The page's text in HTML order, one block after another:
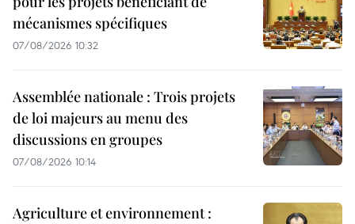
mécanismes spécifiques
07/08/2026 10:32
Assemblée nationale : Trois projets
de loi majeurs au menu des
discussions en groupes
07/08/2026 10:14
Agriculture et environnement :